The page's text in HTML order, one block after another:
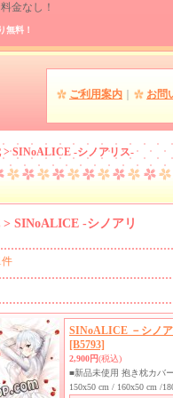
金なし！
無料！
ご利用案内 お問
SINoALICE -シノアリス-
SINoALICE -シノアリ
件
SINoALICE －シノ
[B5793]
2,900円(税込)
■新品未使用 抱き枕カバ
150x50 cm / 160x50 cm /